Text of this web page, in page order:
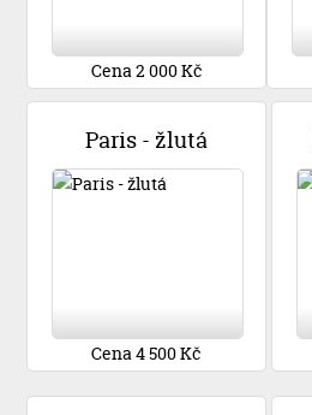
Cena 2 000 Kč
Paris - žlutá
Cena 4 500 Kč